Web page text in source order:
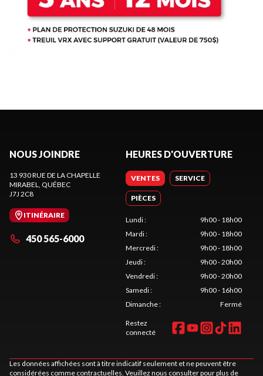
NOUS JOINDRE
13 930 RUE DE LA CHAPELLE
MIRABEL
, QUÉBEC
J7J 2C8
ITINÉRAIRE
450 565-6000
HEURES D'OUVERTURE
VENTES SERVICE
PIÈCES
Lundi:
9h00 - 18h00
Mardi:
9h00 - 18h00
Mercredi:
9h00 - 18h00
Jeudi:
9h00 - 20h00
Vendredi:
9h00 - 20h00
Samedi:
9h00 - 16h00
Dimanche: Fermé
Restez
connecté
Les données affichées sont à titre indicatif seulement et ne peuvent être
considérées comme contractuelles. Veuillez nous consulter pour plus de